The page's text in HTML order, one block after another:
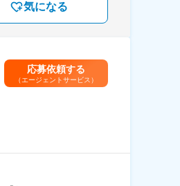
気になる
応募依頼する
（エージェントサービス）